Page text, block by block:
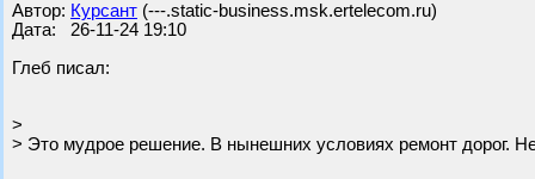
Автор: Курсант (---.static-business.msk.ertelecom.ru)
Дата: 26-11-24 19:10
Глеб писал:
>
> Это мудрое решение. В нынешних условиях ремонт дорог.